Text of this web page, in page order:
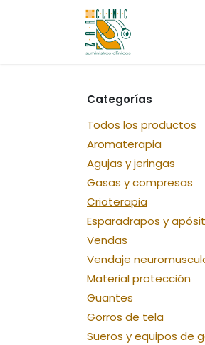
Categorías
Todos los productos
Aromaterapia
Agujas y jeringas
Gasas y compresas
Crioterapia
Esparadrapos y
Vendas
Vendaje
Material protección
Guantes
Gorros de tela
Sueros y equipos de